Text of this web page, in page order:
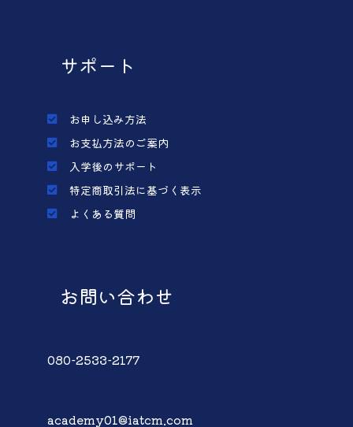
サポート
お申し込み方法
お支払方法のご案内
入学後のサポート
特定商取引法に基づく表示
よくある質問
お問い合わせ
080-2533-2177
academy01@iatcm.com